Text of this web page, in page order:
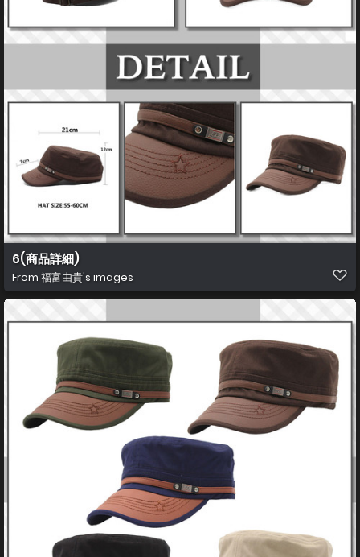
6(商品詳細)
From 福富由貴's images